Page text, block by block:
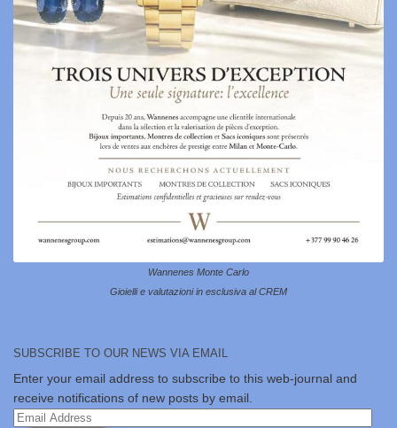
Wannenes Monte Carlo
Gioielli e valutazioni in esclusiva al CREM
SUBSCRIBE TO OUR NEWS VIA EMAIL
Enter your email address to subscribe to this web-journal and
receive notifications of new posts by email.
Email